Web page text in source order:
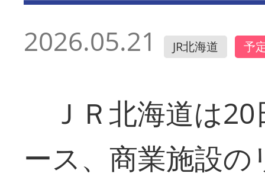
2026.05.21 JR北海道 予
ＪＲ北海道は20
ース、商業施設